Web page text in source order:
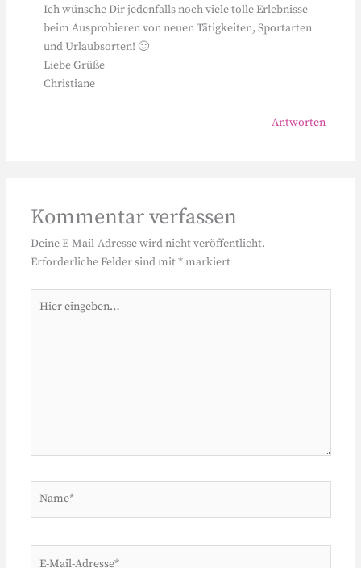
Ich wünsche Dir jedenfalls noch viele tolle Erlebnisse
beim Ausprobieren von neuen Tätigkeiten, Sportarten
und Urlaubsorten! 🙂
Liebe Grüße
Christiane
Antworten
Kommentar verfassen
Deine E-Mail-Adresse wird nicht veröffentlicht.
Erforderliche Felder sind mit*markiert
eingeben…